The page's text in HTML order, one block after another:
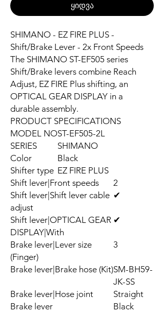
ყიდვა
SHIMANO - EZ FIRE PLUS -
Shift/Brake Lever - 2x Front Speeds
The SHIMANO ST-EF505 series
Shift/Brake levers combine Reach
Adjust, EZ FIRE Plus shifting, an
OPTICAL GEAR DISPLAY in a
durable assembly.
PRODUCT SPECIFICATIONS
MODEL NOST-EF505-2L
SERIES
SHIMANO
Color
Black
Shifter type EZ FIRE PLUS
Shift lever|Front speeds
2
Shift lever|Shift lever cable
adjust
✔
Shift lever|OPTICAL GEAR
DISPLAY|With
✔
Brake lever|Lever size
(Finger)
3
Brake lever|Brake hose (Kit)SM-BH59-
JK-SS
Brake lever|Hose joint
Straight
Brake lever
Black